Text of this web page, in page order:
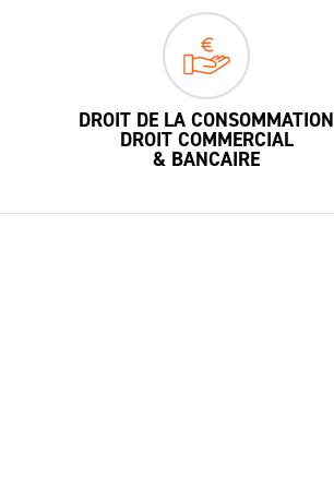
DROIT DE LA CONSOMMATION
DROIT COMMERCIAL
& BANCAIRE